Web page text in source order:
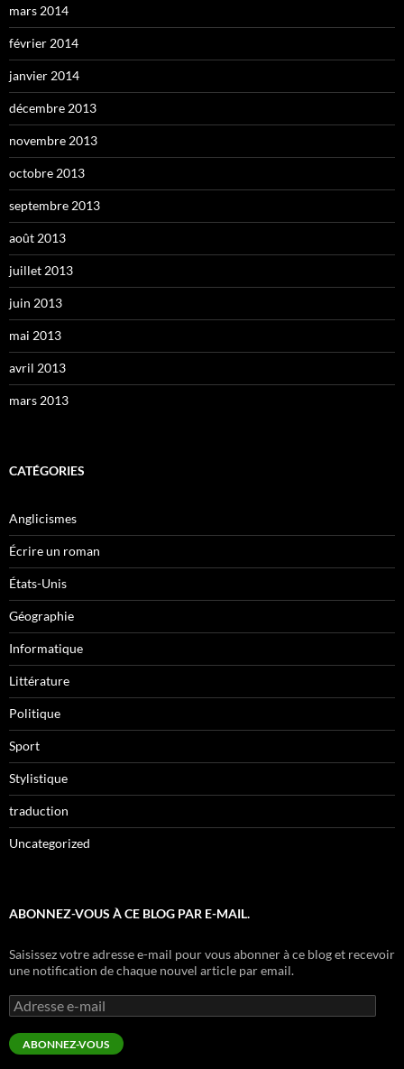
mars 2014
février 2014
janvier 2014
décembre 2013
novembre 2013
octobre 2013
septembre 2013
août 2013
juillet 2013
juin 2013
mai 2013
avril 2013
mars 2013
CATÉGORIES
Anglicismes
Écrire un roman
États-Unis
Géographie
Informatique
Littérature
Politique
Sport
Stylistique
traduction
Uncategorized
ABONNEZ-VOUS À CE BLOG PAR E-MAIL.
Saisissez votre adresse e-mail pour vous abonner à ce blog et recevoir
une notification de chaque nouvel article par email.
Adresse
e-
mail
ABONNEZ-VOUS